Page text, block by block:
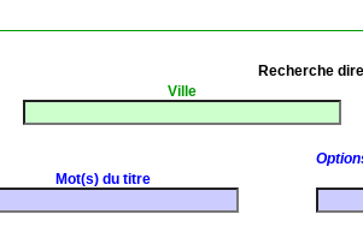
Recherche
Ville
Mot(s) du titre